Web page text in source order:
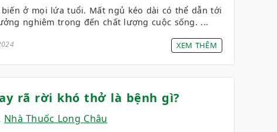
ở mọi lứa tuổi. Mất ngủ kéo dài có thể dẫn tới
nghiêm trọng đến chất lượng cuộc sống. ...
XEM THÊM
rã rời khó thở là bệnh gì?
Nhà Thuốc Long Châu